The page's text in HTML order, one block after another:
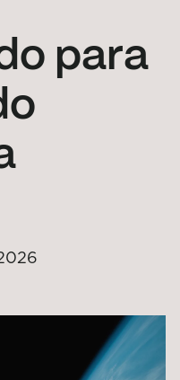
para